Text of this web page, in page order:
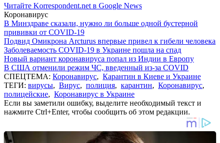
Читайте Korrespondent.net в Google News
Коронавирус
В Минздраве сказали, нужно ли больше одной бустерной
прививки от COVID-19
Подвид Омикрона Arcturus впервые привел к гибели человека
Заболеваемость COVID-19 в Украине пошла на спад
Новый вариант коронавируса попал из Индии в Европу
В США отменили режим ЧС, введенный из-за COVID
СПЕЦТЕМА: Коронавирус, Карантин в Киеве и Украине
ТЕГИ: вирусы, Вирус, полиция, карантин, Коронавирус,
полицейские, Коронавирус в Украине
Если вы заметили ошибку, выделите необходимый текст и
нажмите Ctrl+Enter, чтобы сообщить об этом редакции.